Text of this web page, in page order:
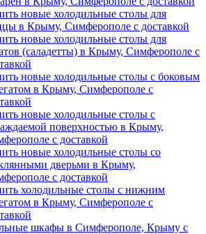
новые холодильные столы для
в Крыму, Симферополе с доставкой
новые холодильные столы для
(саладетты) в Крыму, Симферополе с
новые холодильные столы с боковым
в Крыму, Симферополе с
новые холодильные столы с
поверхностью в Крыму,
с доставкой
новые холодильные столы со
дверьми в Крыму,
с доставкой
холодильные столы с нижним
в Крыму, Симферополе с
шкафы в Симферополе, Крыму с